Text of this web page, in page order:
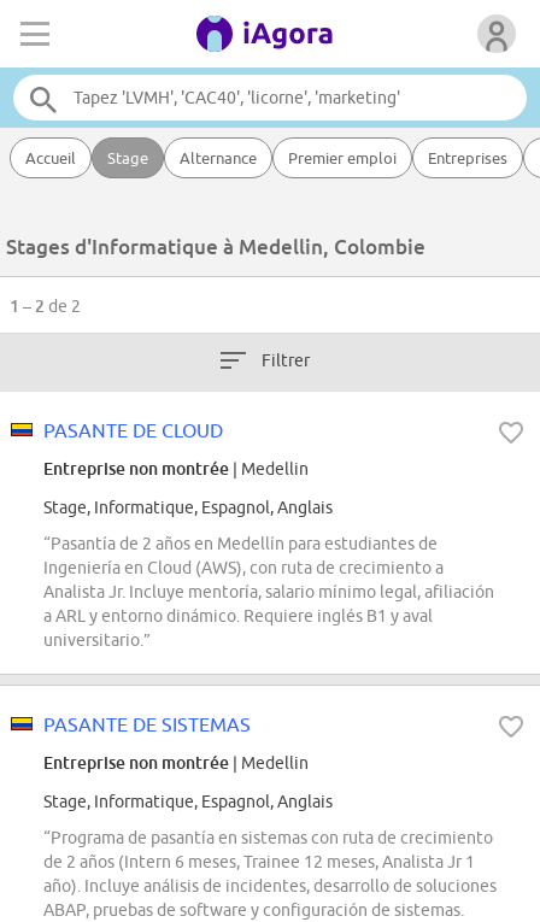
Accueil Stage Alternance Premier emploi Entreprises
Stages d'Informatique à Medellin, Colombie
1 – 2 de 2
Filtrer
PASANTE DE CLOUD
Entreprise non montrée | Medellin
Stage, Informatique, Espagnol, Anglais
“Pasantía de 2 años en Medellín para estudiantes de
Ingeniería en Cloud (AWS), con ruta de crecimiento a
Analista Jr. Incluye mentoría, salario mínimo legal, afiliación
a ARL y entorno dinámico. Requiere inglés B1 y aval
universitario.”
PASANTE DE SISTEMAS
Entreprise non montrée | Medellin
Stage, Informatique, Espagnol, Anglais
“Programa de pasantía en sistemas con ruta de crecimiento
de 2 años (Intern 6 meses, Trainee 12 meses, Analista Jr 1
año). Incluye análisis de incidentes, desarrollo de soluciones
ABAP, pruebas de software y configuración de sistemas.